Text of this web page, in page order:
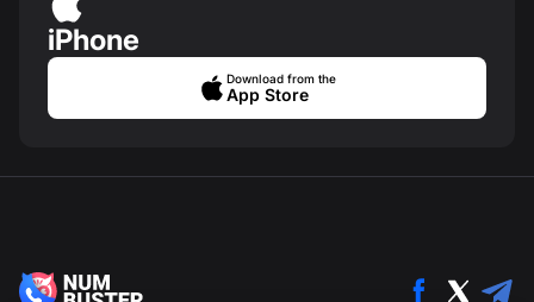
iPhone
Download from the
App Store